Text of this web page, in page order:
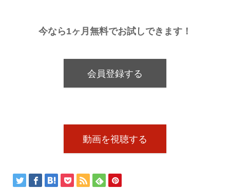
今なら1ヶ月無料でお試しできます！
会員登録する
動画を視聴する